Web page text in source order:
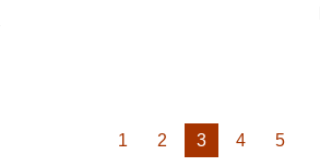
1 2 3 4 5